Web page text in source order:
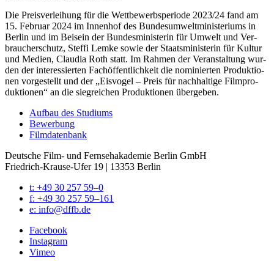
Die Preis­ver­lei­hung für die Wett­be­werbs­pe­ri­ode 2023/​24 fand am
15. Febru­ar 2024 im Innen­hof des Bun­des­um­welt­mi­nis­te­ri­ums in
Ber­lin und im Bei­sein der Bun­des­mi­nis­te­rin für Umwelt und Ver­
brau­cher­schutz, Stef­fi Lem­ke sowie der Staats­mi­nis­te­rin für Kul­tur
und Medi­en, Clau­dia Roth statt. Im Rah­men der Ver­an­stal­tung wur­
den der inter­es­sier­ten Fach­öf­fent­lich­keit die nomi­nier­ten Pro­duk­tio­
nen vor­ge­stellt und der „Eis­vo­gel – Preis für nach­hal­ti­ge Film­pro­
duk­tio­nen“ an die sieg­rei­chen Pro­duk­tio­nen über­ge­ben.
Auf­bau des Stu­di­ums
Bewer­bung
Film­da­ten­bank
Deutsche Film- und Fernseh­akademie Berlin GmbH
Friedrich-Krause-Ufer 19 | 13353 Berlin
t: +49 30 257 59–0
f: +49 30 257 59–161
e: info@​dffb.​de
Face­book
Insta­gram
Vimeo